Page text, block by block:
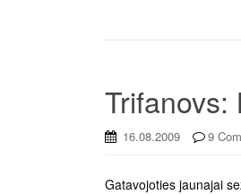
Trifanovs:
16.08.2009 9
Gatavojoties jaunajai